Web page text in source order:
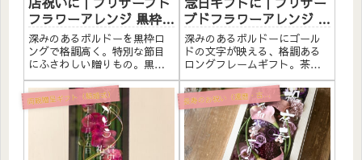
フラワーアレンジ 黒枠ロ
ング〈ボルドー〉文字入
れ
深みのあるボルドーを黒枠ロ
ングで格調高く。特別な節目
にふさわしい贈りもの。黒枠
にプリザーブドフラワーと造
花をたっぷりアレンジしまし
た。アクリルプレートへのメ
ッセージ入れ無料。自立する
ので壁かけでも置き型でも飾
れます。こんな方へ還暦祝い
ブドフラワーアレンジ 茶
枠ロング〈ボルドー〉ゴ
ールド文字入れ
深みのあるボルドーにゴール
ドの文字が映える、格調ある
ロングフレームギフト。茶枠
にプリザーブドフラワーと造
花をたっぷりアレンジしまし
た。アクリルプレートへのメ
ッセージ入れ無料。自立する
ので壁かけでも置き型でも飾
れます。こんな方へ還暦祝い
（60...
両親贈呈ギフト（結婚式） 長寿のお祝い（還暦・古希・喜寿・米寿）